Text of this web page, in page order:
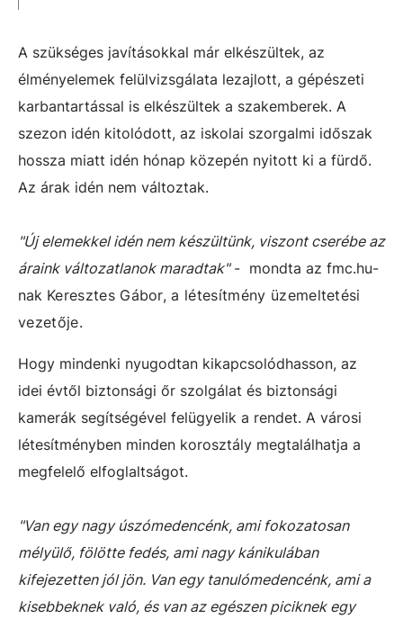
A szükséges javításokkal már elkészültek, az
élményelemek felülvizsgálata lezajlott, a gépészeti
karbantartással is elkészültek a szakemberek. A
szezon idén kitolódott, az iskolai szorgalmi időszak
hossza miatt idén hónap közepén nyitott ki a fürdő.
Az árak idén nem változtak.
"Új elemekkel idén nem készültünk, viszont cserébe az
áraink változatlanok maradtak"- mondta az fmc.hu-
nak Keresztes Gábor, a létesítmény üzemeltetési
vezetője.
Hogy mindenki nyugodtan kikapcsolódhasson, az
idei évtől biztonsági őr szolgálat és biztonsági
kamerák segítségével felügyelik a rendet. A városi
létesítményben minden korosztály megtalálhatja a
megfelelő elfoglaltságot.
"Van egy nagy úszómedencénk, ami fokozatosan
mélyülő, fölötte fedés, ami nagy kánikulában
kifejezetten jól jön. Van egy tanulómedencénk, ami a
kisebbeknek való, és van az egészen piciknek egy